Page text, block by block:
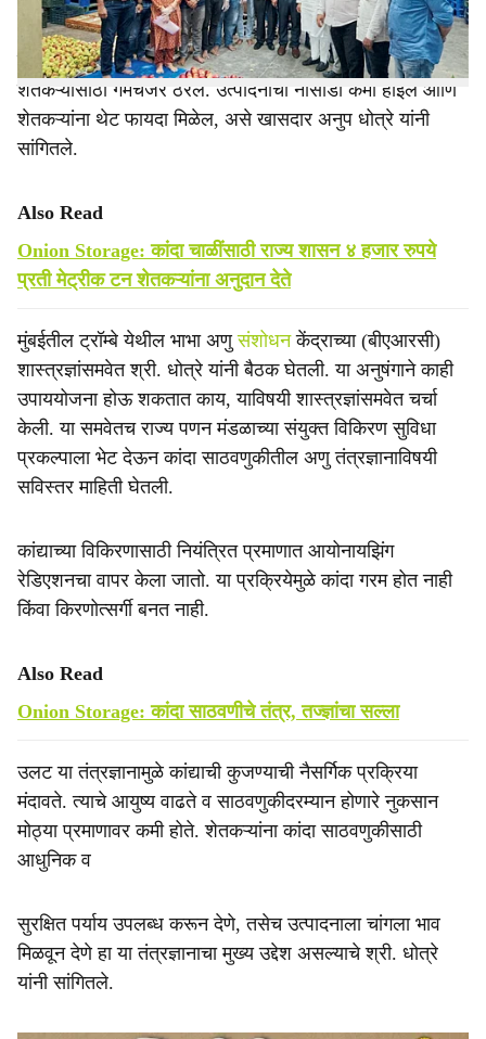
या पार्श्वभूमीवर अणु तंत्रज्ञानावर आधारित कांदाबँकही संकल्पना
शेतकऱ्यांसाठी गेमचेंजर ठरेल. उत्पादनाची नासाडी कमी होईल आणि
शेतकऱ्यांना थेट फायदा मिळेल, असे खासदार अनुप धोत्रे यांनी
सांगितले.
Also Read
Onion Storage: कांदा चाळींसाठी राज्य शासन ४ हजार रुपये
प्रती मेट्रीक टन शेतकऱ्यांना अनुदान देते
मुंबईतील ट्रॉम्बे येथील भाभा अणुसंशोधनकेंद्राच्या (बीएआरसी)
शास्त्रज्ञांसमवेत श्री. धोत्रे यांनी बैठक घेतली. या अनुषंगाने काही
उपाययोजना होऊ शकतात काय, याविषयी शास्त्रज्ञांसमवेत चर्चा
केली. या समवेतच राज्य पणन मंडळाच्या संयुक्त विकिरण सुविधा
प्रकल्पाला भेट देऊन कांदा साठवणुकीतील अणु तंत्रज्ञानाविषयी
सविस्तर माहिती घेतली.
कांद्याच्या विकिरणासाठी नियंत्रित प्रमाणात आयोनायझिंग
रेडिएशनचा वापर केला जातो. या प्रक्रियेमुळे कांदा गरम होत नाही
किंवा किरणोत्सर्गी बनत नाही.
Also Read
Onion Storage: कांदा साठवणीचे तंत्र, तज्ज्ञांचा सल्ला
उलट या तंत्रज्ञानामुळे कांद्याची कुजण्याची नैसर्गिक प्रक्रिया
मंदावते. त्याचे आयुष्य वाढते व साठवणुकीदरम्यान होणारे नुकसान
मोठ्या प्रमाणावर कमी होते. शेतकऱ्यांना कांदा साठवणुकीसाठी
आधुनिक व
सुरक्षित पर्याय उपलब्ध करून देणे, तसेच उत्पादनाला चांगला भाव
मिळवून देणे हा या तंत्रज्ञानाचा मुख्य उद्देश असल्याचे श्री. धोत्रे
यांनी सांगितले.